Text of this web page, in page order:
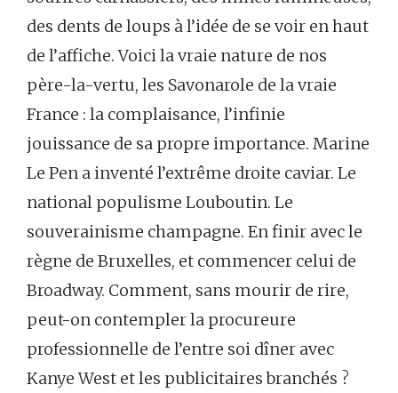
des dents de loups à l’idée de se voir en haut
de l’affiche. Voici la vraie nature de nos
père-la-vertu, les Savonarole de la vraie
France : la complaisance, l’infinie
jouissance de sa propre importance. Marine
Le Pen a inventé l’extrême droite caviar. Le
national populisme Louboutin. Le
souverainisme champagne. En finir avec le
règne de Bruxelles, et commencer celui de
Broadway. Comment, sans mourir de rire,
peut-on contempler la procureure
professionnelle de l’entre soi dîner avec
Kanye West et les publicitaires branchés ?